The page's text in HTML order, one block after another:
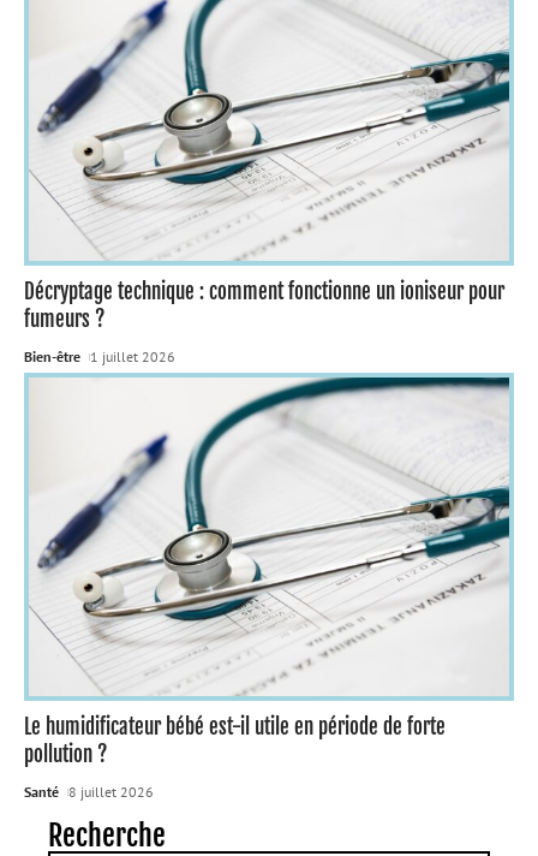
Décryptage technique : comment fonctionne un ioniseur pour
fumeurs ?
Bien-être 1 juillet 2026
Le humidificateur bébé est-il utile en période de forte
pollution ?
Santé 8 juillet 2026
Recherche